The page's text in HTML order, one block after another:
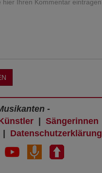
-
Sängerinnen
Datenschutzerklärung